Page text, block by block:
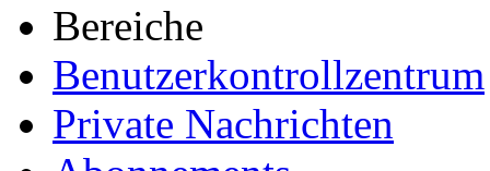
Bereiche
Benutzerkontrollzentrum
Private Nachrichten